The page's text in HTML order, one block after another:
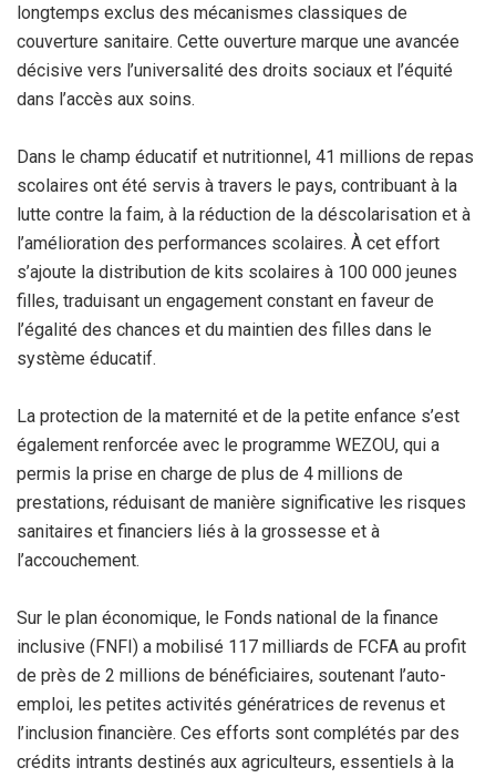
longtemps exclus des mécanismes classiques de
couverture sanitaire. Cette ouverture marque une avancée
décisive vers l’universalité des droits sociaux et l’équité
dans l’accès aux soins.
Dans le champ éducatif et nutritionnel, 41 millions de repas
scolaires ont été servis à travers le pays, contribuant à la
lutte contre la faim, à la réduction de la déscolarisation et à
l’amélioration des performances scolaires. À cet effort
s’ajoute la distribution de kits scolaires à 100 000 jeunes
filles, traduisant un engagement constant en faveur de
l’égalité des chances et du maintien des filles dans le
système éducatif.
La protection de la maternité et de la petite enfance s’est
également renforcée avec le programme WEZOU, qui a
permis la prise en charge de plus de 4 millions de
prestations, réduisant de manière significative les risques
sanitaires et financiers liés à la grossesse et à
l’accouchement.
Sur le plan économique, le Fonds national de la finance
inclusive (FNFI) a mobilisé 117 milliards de FCFA au profit
de près de 2 millions de bénéficiaires, soutenant l’auto-
emploi, les petites activités génératrices de revenus et
l’inclusion financière. Ces efforts sont complétés par des
crédits intrants destinés aux agriculteurs, essentiels à la